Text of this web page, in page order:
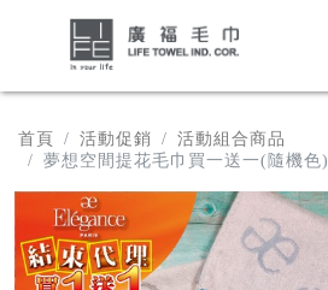
首頁 活動促銷
活動組合商品
夢想空間提花毛巾買一送一(隨機色)